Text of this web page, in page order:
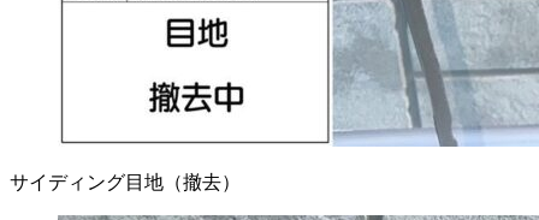
サイディング目地（撤去）